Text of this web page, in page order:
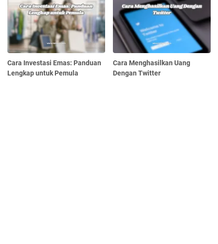
Cara Investasi Emas: Panduan
Lengkap untuk Pemula
Cara Menghasilkan Uang
Dengan Twitter